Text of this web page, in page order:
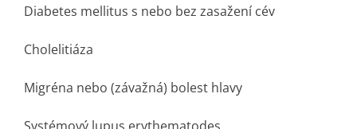
Diabetes mellitus s nebo bez zasažení cév
Cholelitiáza
Migréna nebo (závažná) bolest hlavy